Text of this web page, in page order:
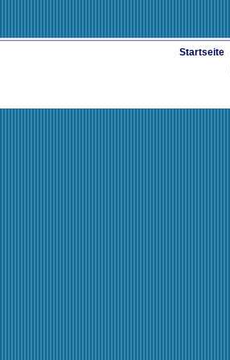
Startseite